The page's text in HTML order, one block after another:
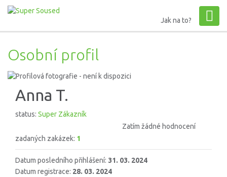
Jak na to?
Osobní profil
Anna T.
status: Super Zákazník
Zatím žádné hodnocení
zadaných zakázek: 1
Datum posledního přihlášení: 31. 03. 2024
Datum registrace: 28. 03. 2024